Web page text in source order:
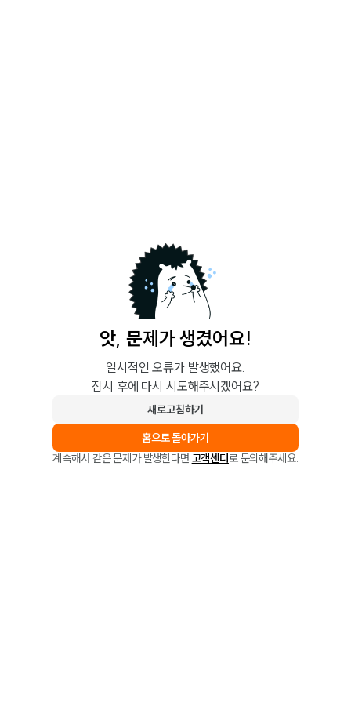
앗, 문제가 생겼어요!
일시적인 오류가 발생했어요.
잠시 후에 다시 시도해주시겠어요?
새로고침하기
홈으로 돌아가기
계속해서 같은 문제가 발생한다면 고객센터로 문의해주세요.